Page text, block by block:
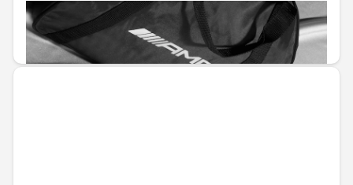
Не е налично онлайн
871,73 € / 1704,95 лв.